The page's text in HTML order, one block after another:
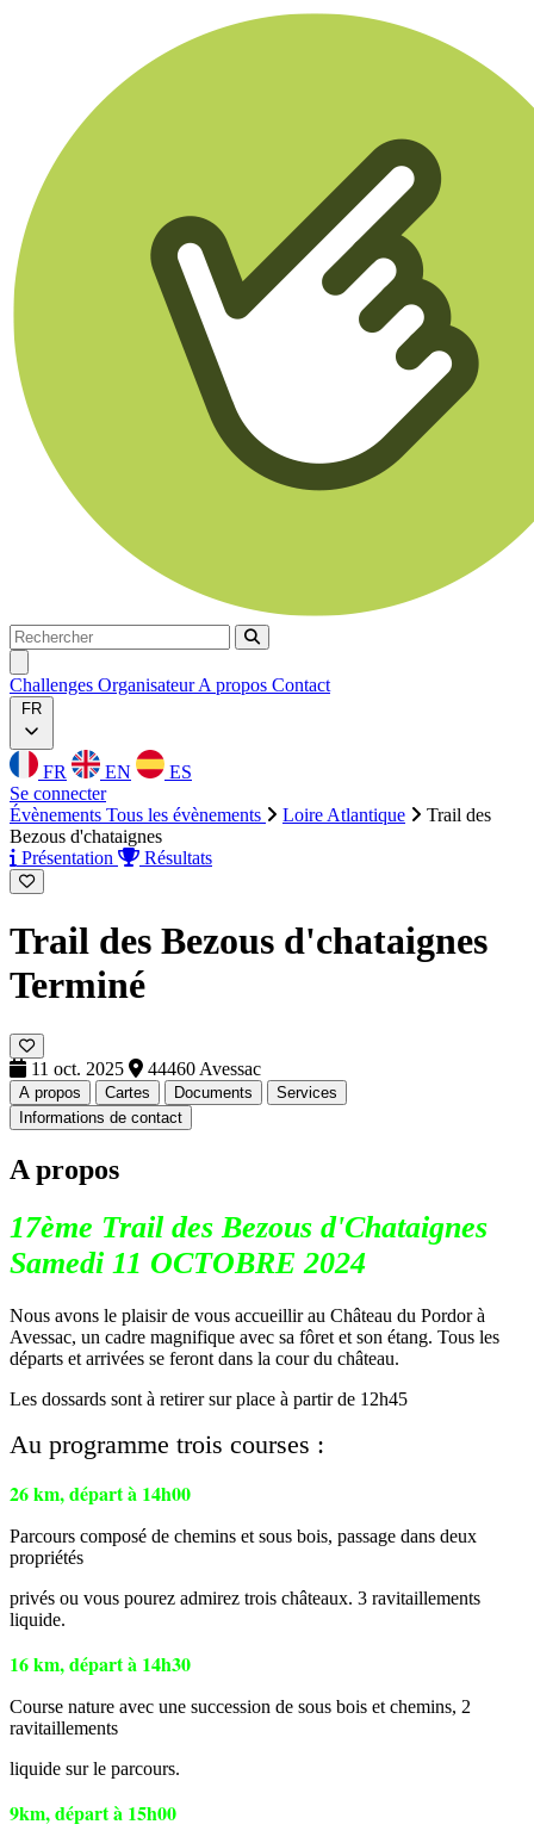
Rechercher
Rechercher
Challenges OrganisateurA propos Contact
FR
FR EN
ES
Se connecter
Évènements Tous les évènements Loire Atlantique
Trail des
Bezous d'chataignes
Présentation
Résultats
Trail des Bezous d'chataignes
Terminé
11 oct. 2025 44460 Avessac
A propos Cartes Documents
Services
Informations de contact
A propos
17ème Trail des Bezous d'Chataignes
Samedi 11 OCTOBRE 2024
Nous avons le plaisir de vous accueillir au Château du Pordor à
Avessac, un cadre magnifique avec sa fôret et son étang. Tous les
départs et arrivées se feront dans la cour du château.
Les dossards sont à retirer sur place à partir de 12h45
Au programme trois courses :
26 km, départ à 14h00
Parcours composé de chemins et sous bois, passage dans deux
propriétés
privés ou vous pourez admirez trois châteaux. 3 ravitaillements
liquide.
16 km, départ à 14h30
Course nature avec une succession de sous bois et chemins, 2
ravitaillements
liquide sur le parcours.
9km, départ à 15h00